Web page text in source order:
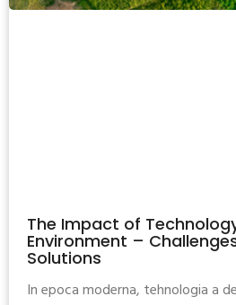
The Impact of
Environment –
Solutions
In epoca moderna, tehnologia a